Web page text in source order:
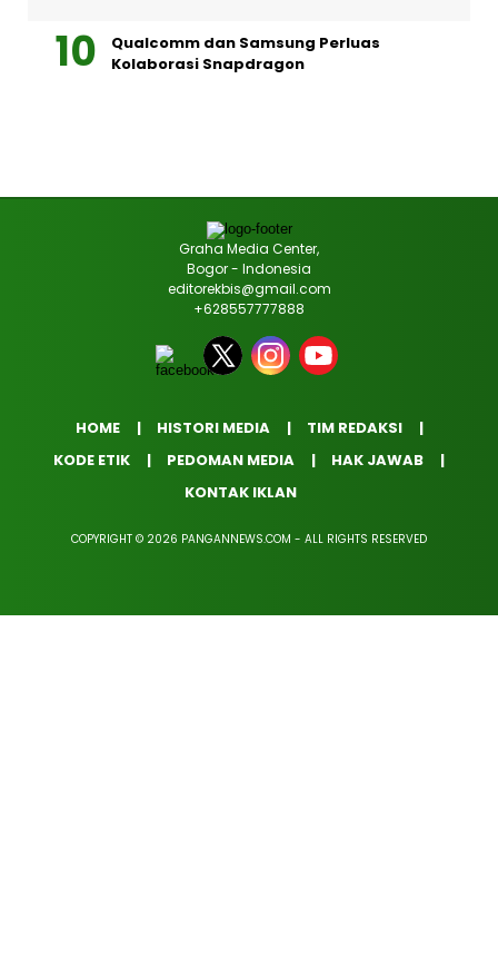
Qualcomm dan Samsung Perluas
Kolaborasi Snapdragon
Graha Media Center,
Bogor - Indonesia
editorekbis@gmail.com
+628557777888
HOME HISTORI MEDIA
TIM REDAKSI
KODE ETIK
PEDOMAN MEDIA
HAK JAWAB
KONTAK IKLAN
COPYRIGHT © 2026 PANGANNEWS.COM - ALL RIGHTS RESERVED